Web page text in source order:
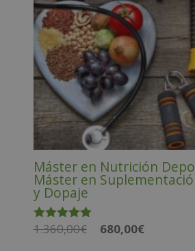
Máster en Nutrición
Máster en
y Dopaje
Valorado
1.360,00€
El
680,00€El